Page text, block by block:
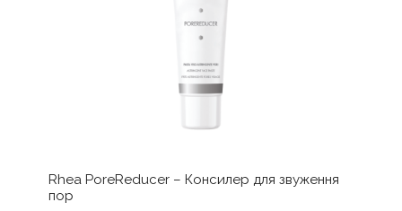
Rhea PoreReducer – Консилер для звуження
пор